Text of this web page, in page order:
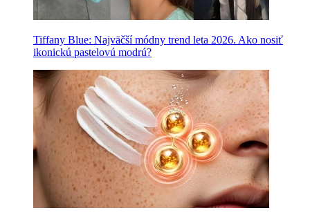
Tiffany Blue: Najväčší módny trend leta 2026. Ako nosiť
ikonickú pastelovú modrú?